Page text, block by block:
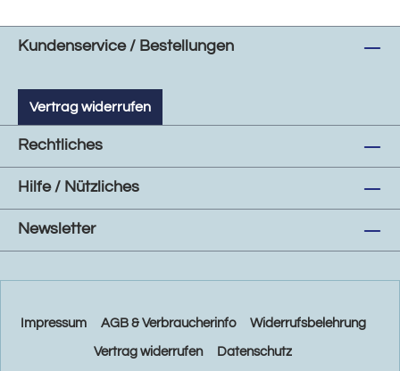
Kundenservice / Bestellungen
Vertrag widerrufen
Rechtliches
Hilfe / Nützliches
Newsletter
Impressum AGB & Verbraucherinfo Widerrufsbelehrung
Vertrag widerrufen Datenschutz